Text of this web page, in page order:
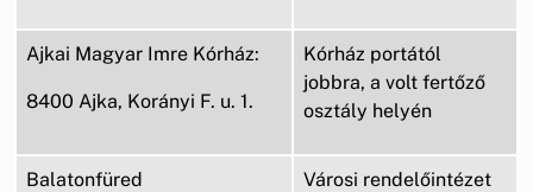
Ajkai Magyar Imre Kórház:
8400 Ajka, Korányi F. u. 1.
Kórház portától
jobbra, a volt fertőző
osztály helyén
Balatonfüred
Városi rendelőintézet